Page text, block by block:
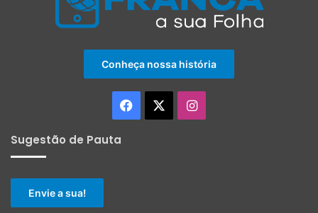
Conheça nossa história
Facebook Instagram
Sugestão de Pauta
Envie a sua!